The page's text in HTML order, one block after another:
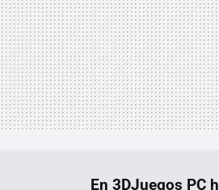
En 3DJuegos PC